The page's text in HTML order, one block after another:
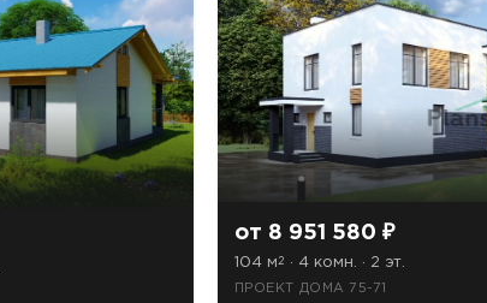
от 8 951 580 ₽
104 м 2 · 4 комн. · 2 эт.
ПРОЕКТ ДОМА 75-71